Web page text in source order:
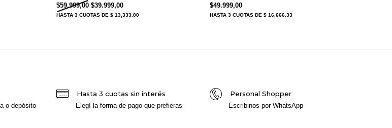
$59.999,00 El precio original era: $59.999,00.
$39.999,00El precio actual es: $39.999,00.
HASTA3 CUOTAS DE $ 13,333.00
$49.999,00
HASTA 3 CUOTASDE $ 16,666.33
o depósito
Hasta 3 cuotas sin interés
Elegí la forma de pago que prefieras
Personal Shopper
Escribinos por WhatsApp